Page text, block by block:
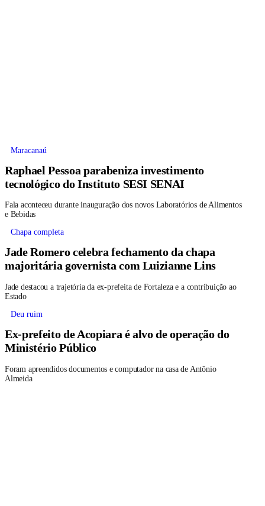
Maracanaú
Raphael Pessoa parabeniza investimento
tecnológico do Instituto SESI SENAI
Fala aconteceu durante inauguração dos novos Laboratórios de Alimentos
e Bebidas
Chapa completa
Jade Romero celebra fechamento da chapa
majoritária governista com Luizianne Lins
Jade destacou a trajetória da ex-prefeita de Fortaleza e a contribuição ao
Estado
Deu ruim
Ex-prefeito de Acopiara é alvo de operação do
Ministério Público
Foram apreendidos documentos e computador na casa de Antônio
Almeida